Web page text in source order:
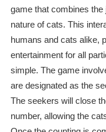
game that combines
nature of cats. This
humans and cats alike,
entertainment for all
simple. The game
are designated as the
The seekers will close
number, allowing the